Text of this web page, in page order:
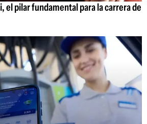
el pilar fundamental para la carrera de